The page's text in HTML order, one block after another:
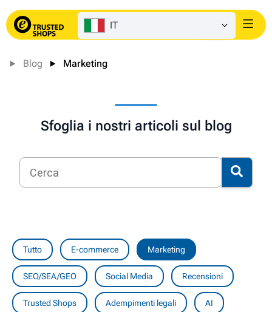
IT Login
Blog Marketing
Sfoglia i nostri articoli sul blog
Tutto E-commerce Marketing
SEO/SEA/GEO Social Media Recensioni
Trusted Shops Adempimenti legali AI